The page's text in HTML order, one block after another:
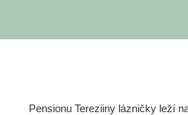
Pensionu Tereziiny lázničky leží